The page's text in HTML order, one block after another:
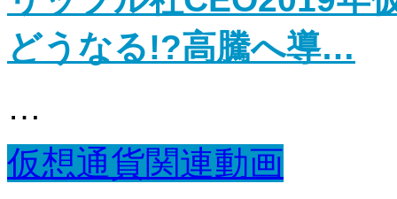
どうなる!?高騰へ導…
…
仮想通貨関連動画